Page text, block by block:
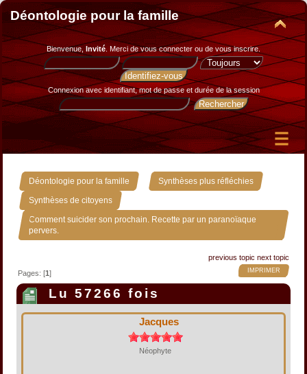
Déontologie pour la famille
Bienvenue, Invité. Merci devous connecter ou de vous inscrire.
Connexion avec identifiant, mot de passe et durée de la session
Déontologie pour la famille » Synthèses plus réfléchies »
Synthèses de citoyens »
Comment suicider son prochain. Recette par un paranoïaque
pervers.
previous topic next topic
IMPRIMER
Pages: [1]
Lu 57266 fois
Jacques
Néophyte